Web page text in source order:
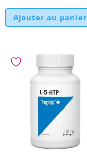
Ajouter au panier